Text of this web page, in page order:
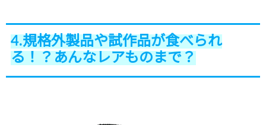
4.規格外製品や試作品が食べられ
る！？あんなレアものまで？